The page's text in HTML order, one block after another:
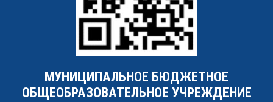
МУНИЦИПАЛЬНОЕ БЮДЖЕТНОЕ
ОБЩЕОБРАЗОВАТЕЛЬНОЕ УЧРЕЖДЕНИЕ